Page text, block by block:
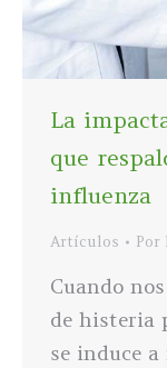
La
que
influenza
Artículos Por
Cuando
de histeria
se induce